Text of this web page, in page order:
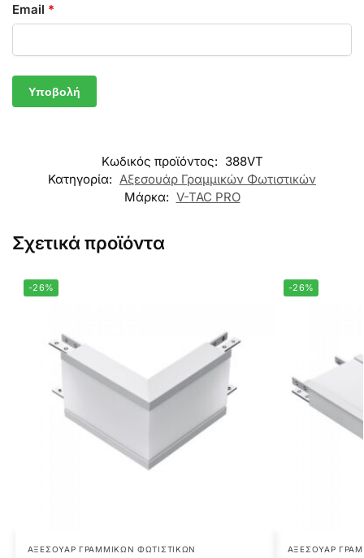
Email *
Κωδικός προϊόντος: 388VT
Κατηγορία: Αξεσουάρ Γραμμικών Φωτιστικών
Μάρκα: V-TAC PRO
Σχετικά προϊόντα
-26%
ΑΞΕΣΟΥΆΡ ΓΡΑΜΜΙΚΏΝ ΦΩΤΙΣΤΙΚΏΝ
-26%
ΑΞΕΣΟΥΆΡ